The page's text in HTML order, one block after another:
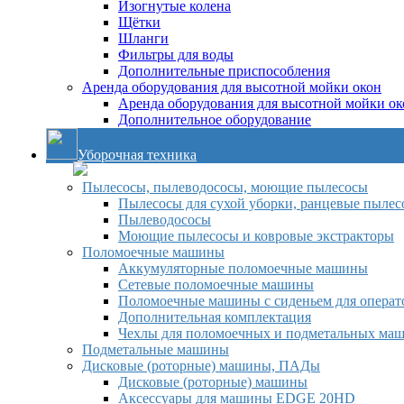
Изогнутые колена
Щётки
Шланги
Фильтры для воды
Дополнительные приспособления
Аренда оборудования для высотной мойки окон
Аренда оборудования для высотной мойки
Дополнительное оборудование
Уборочная техника
Пылесосы, пылеводососы, моющие пылесосы
Пылесосы для сухой уборки, ранцевые
Пылеводососы
Моющие пылесосы и ковровые экстракторы
Поломоечные машины
Аккумуляторные поломоечные машины
Сетевые поломоечные машины
Поломоечные машины с сиденьем для
Дополнительная комплектация
Чехлы для поломоечных и подметальных
Подметальные машины
Дисковые (роторные) машины, ПАДы
Дисковые (роторные) машины
Аксессуары для машины EDGE 20HD